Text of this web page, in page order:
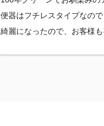
便器はフチレスタイプなの
綺麗になったので、お客様も